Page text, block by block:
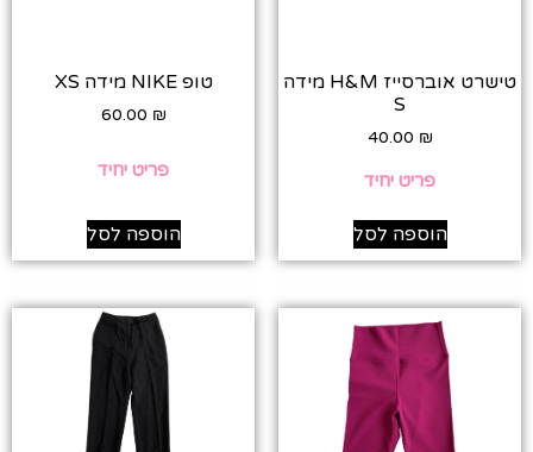
טישרט אוברסייז H&M מידה
S
40.00 ₪
פריט יחיד
הוספה לסל
טופ NIKE מידה XS
60.00 ₪
פריט יחיד
הוספה לסל